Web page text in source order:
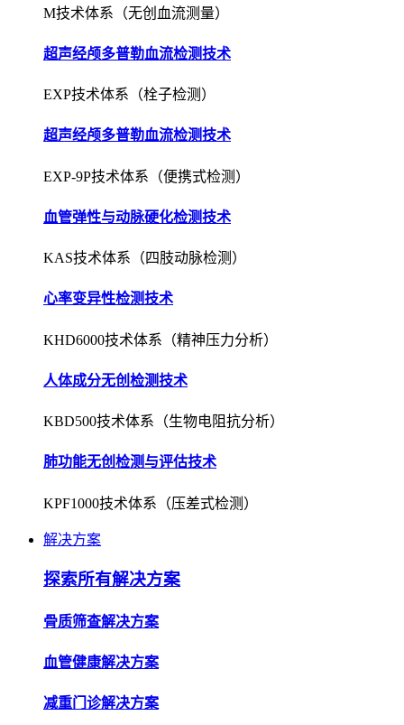
M技术体系（无创血流测量）
超声经颅多普勒血流检测技术
EXP技术体系（栓子检测）
超声经颅多普勒血流检测技术
EXP-9P技术体系（便携式检测）
血管弹性与动脉硬化检测技术
KAS技术体系（四肢动脉检测）
心率变异性检测技术
KHD6000技术体系（精神压力分析）
人体成分无创检测技术
KBD500技术体系（生物电阻抗分析）
肺功能无创检测与评估技术
KPF1000技术体系（压差式检测）
解决方案
探索所有解决方案
骨质筛查解决方案
血管健康解决方案
减重门诊解决方案